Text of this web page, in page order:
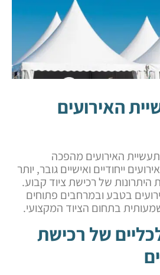
האירועים
האירועים מהפכה
ייחודיים ואישיים גובר, יותר
היתרונות של רכישת ציוד קבוע.
בטבע ובמרחבים פתוחים
בתחום הציוד המקצועי.
של רכישת